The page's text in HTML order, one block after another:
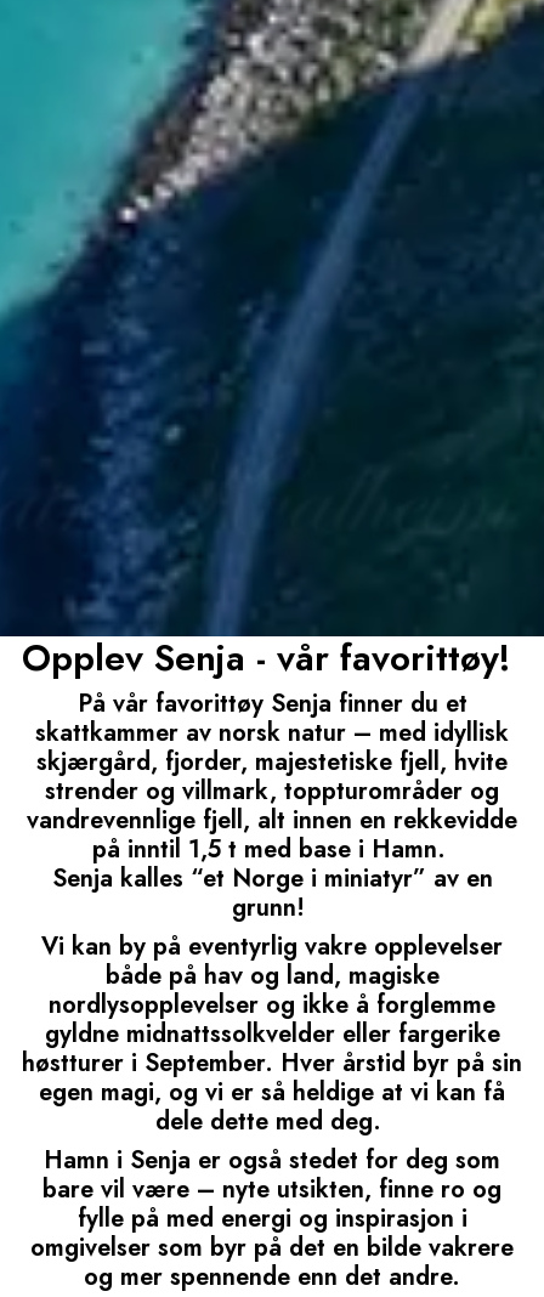
Pause
Opplev Senja - vår favorittøy!
På vår favorittøy Senja finner du et
skattkammer av norsk natur – med idyllisk
skjærgård, fjorder, majestetiske fjell, hvite
strender og villmark, toppturområder og
vandrevennlige fjell, alt innen en rekkevidde
på inntil 1,5 t med base i Hamn.
Senja kalles “et Norge i miniatyr” av en
grunn!
Vi kan by på eventyrlig vakre opplevelser
både på hav og land, magiske
nordlysopplevelser og ikke å forglemme
gyldne midnattssolkvelder eller fargerike
høstturer i September. Hver årstid byr på sin
egen magi, og vi er så heldige at vi kan få
dele dette med deg.
Hamn i Senja er også stedet for deg som
bare vil være – nyte utsikten, finne ro og
fylle på med energi og inspirasjon i
omgivelser som byr på det en bilde vakrere
og mer spennende enn det andre.